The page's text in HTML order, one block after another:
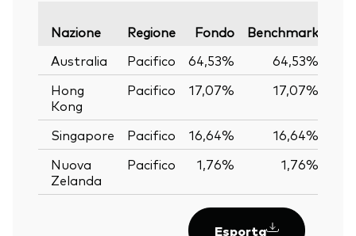
Nazione Regione Fondo Benchmark
Australia Pacifico 64,53% 64,53%
Hong
Kong
Pacifico 17,07% 17,07%
Singapore Pacifico 16,64% 16,64%
Nuova
Zelanda
Pacifico 1,76% 1,76%
Esporta